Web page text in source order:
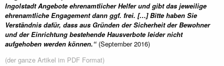
Ingolstadt Angebote ehrenamtlicher Helfer und gibt das jeweilige
ehrenamtliche Engagement dann ggf. frei. […] Bitte haben Sie
Verständnis dafür, dass aus Gründen der Sicherheit der Bewohner
und der Einrichtung bestehende Hausverbote leider nicht
aufgehoben werden können.“ (September 2016)
(der ganze Artikel im PDF Format)